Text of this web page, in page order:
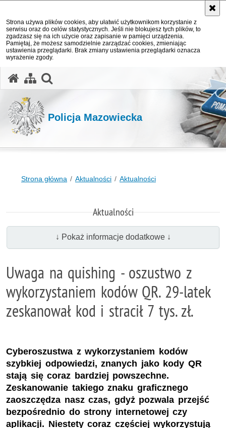
Strona używa plików cookies, aby ułatwić użytkownikom korzystanie z
serwisu oraz do celów statystycznych. Jeśli nie blokujesz tych plików, to
zgadzasz się na ich użycie oraz zapisanie w pamięci urządzenia.
Pamiętaj, że możesz samodzielnie zarządzać cookies, zmieniając
ustawienia przeglądarki. Brak zmiany ustawienia przeglądarki oznacza
wyrażenie zgody.
Policja Mazowiecka
Strona główna Aktualności Aktualności
Aktualności
↓ Pokaż informacje dodatkowe ↓
Uwaga na quishing - oszustwo z
wykorzystaniem kodów QR. 29-latek
zeskanował kod i stracił 7 tys. zł.
Cyberoszustwa z wykorzystaniem kodów
szybkiej odpowiedzi, znanych jako kody QR
stają się coraz bardziej powszechne.
Zeskanowanie takiego znaku graficznego
zaoszczędza nasz czas, gdyż pozwala przejść
bezpośrednio do strony internetowej czy
aplikacji. Niestety coraz częściej wykorzystują